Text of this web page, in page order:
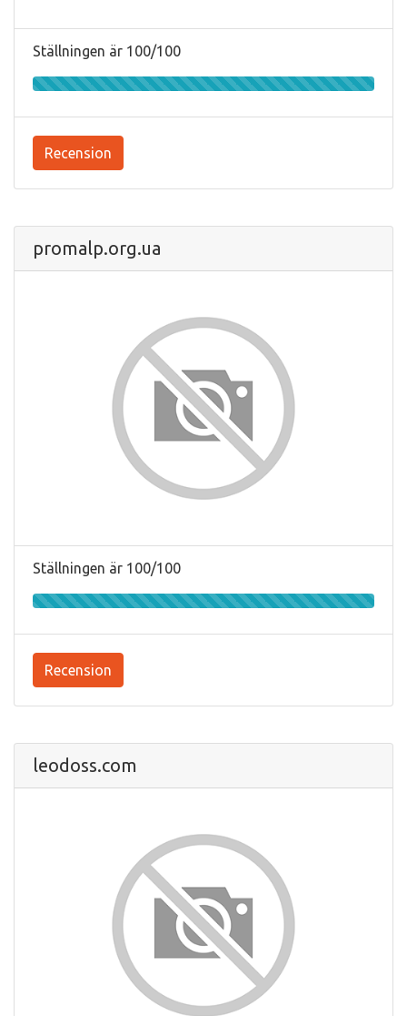
Ställningen är 100/100
Recension
promalp.org.ua
Ställningen är 100/100
Recension
leodoss.com